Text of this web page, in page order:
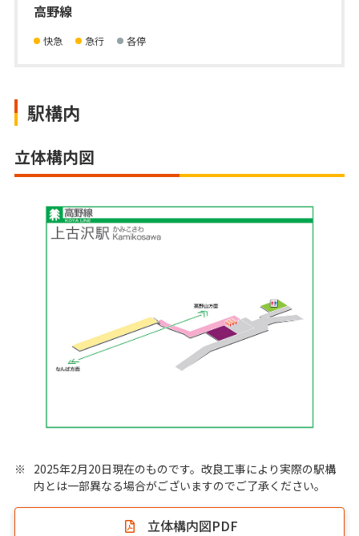
高野線
快急 急行 各停
駅構内
立体構内図
※
2025年2月20日現在のものです。改良工事により実際の駅構
内とは一部異なる場合がございますのでご了承ください。
立体構内図PDF